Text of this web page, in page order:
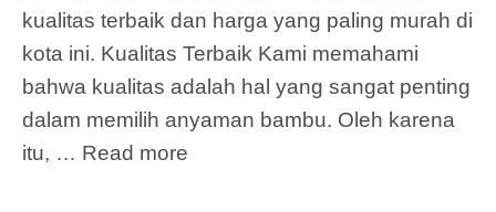
kualitas terbaik dan harga yang paling murah di
kota ini. Kualitas Terbaik Kami memahami
bahwa kualitas adalah hal yang sangat penting
dalam memilih anyaman bambu. Oleh karena
itu, … Read more